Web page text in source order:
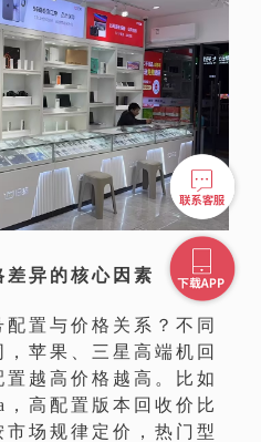
异的核心因素
置与价格关系？不同
苹果、三星高端机回
越高价格越高。比如
高配置版本回收价比
场规律定价，热门型